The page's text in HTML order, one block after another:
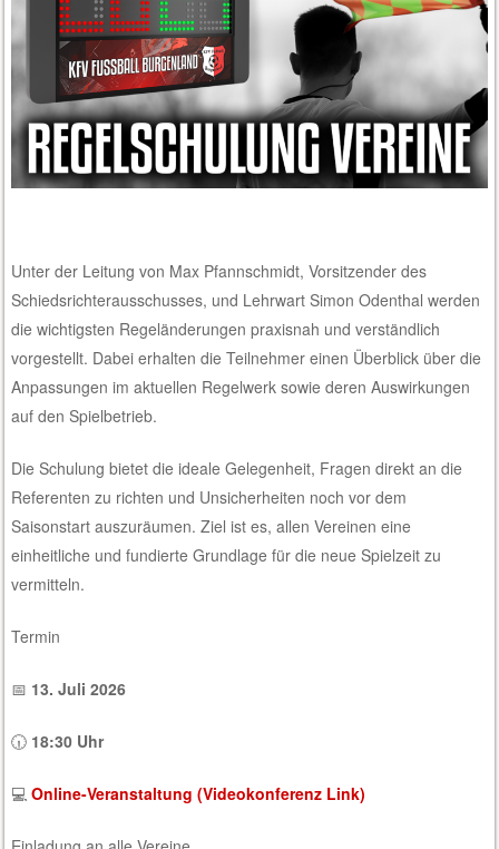
Unter der Leitung von Max Pfannschmidt, Vorsitzender des
Schiedsrichterausschusses, und Lehrwart Simon Odenthal werden
die wichtigsten Regeländerungen praxisnah und verständlich
vorgestellt. Dabei erhalten die Teilnehmer einen Überblick über die
Anpassungen im aktuellen Regelwerk sowie deren Auswirkungen
auf den Spielbetrieb.
Die Schulung bietet die ideale Gelegenheit, Fragen direkt an die
Referenten zu richten und Unsicherheiten noch vor dem
Saisonstart auszuräumen. Ziel ist es, allen Vereinen eine
einheitliche und fundierte Grundlage für die neue Spielzeit zu
vermitteln.
Termin
📅 13. Juli 2026
🕡 18:30 Uhr
💻Online-Veranstaltung (Videokonferenz Link)